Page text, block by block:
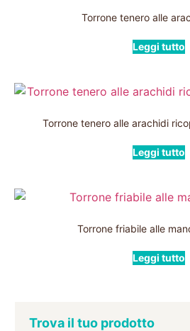
Trova il tuo prodotto
Torrone tenero alle
Leggi tutto
Torrone tenero alle arachidi
Leggi tutto
Torrone friabile alle
Leggi tutto